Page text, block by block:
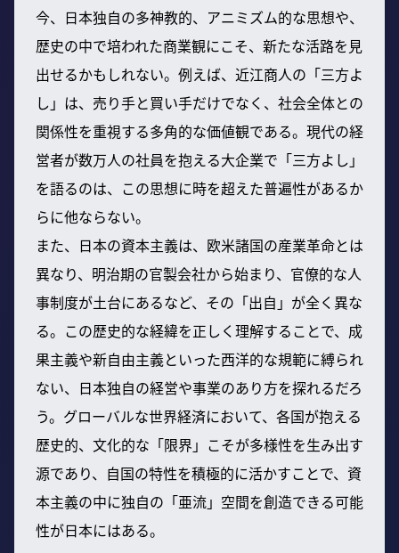
今、日本独自の多神教的、アニミズム的な思想や、
歴史の中で培われた商業観にこそ、新たな活路を見
出せるかもしれない。例えば、近江商人の「三方よ
し」は、売り手と買い手だけでなく、社会全体との
関係性を重視する多角的な価値観である。現代の経
営者が数万人の社員を抱える大企業で「三方よし」
を語るのは、この思想に時を超えた普遍性があるか
らに他ならない。
また、日本の資本主義は、欧米諸国の産業革命とは
異なり、明治期の官製会社から始まり、官僚的な人
事制度が土台にあるなど、その「出自」が全く異な
る。この歴史的な経緯を正しく理解することで、成
果主義や新自由主義といった西洋的な規範に縛られ
ない、日本独自の経営や事業のあり方を探れるだろ
う。グローバルな世界経済において、各国が抱える
歴史的、文化的な「限界」こそが多様性を生み出す
源であり、自国の特性を積極的に活かすことで、資
本主義の中に独自の「亜流」空間を創造できる可能
性が日本にはある。